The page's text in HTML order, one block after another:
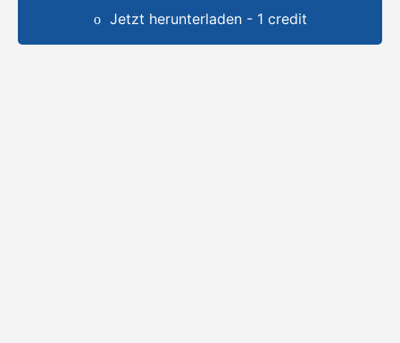
Jetzt herunterladen - 1 credit